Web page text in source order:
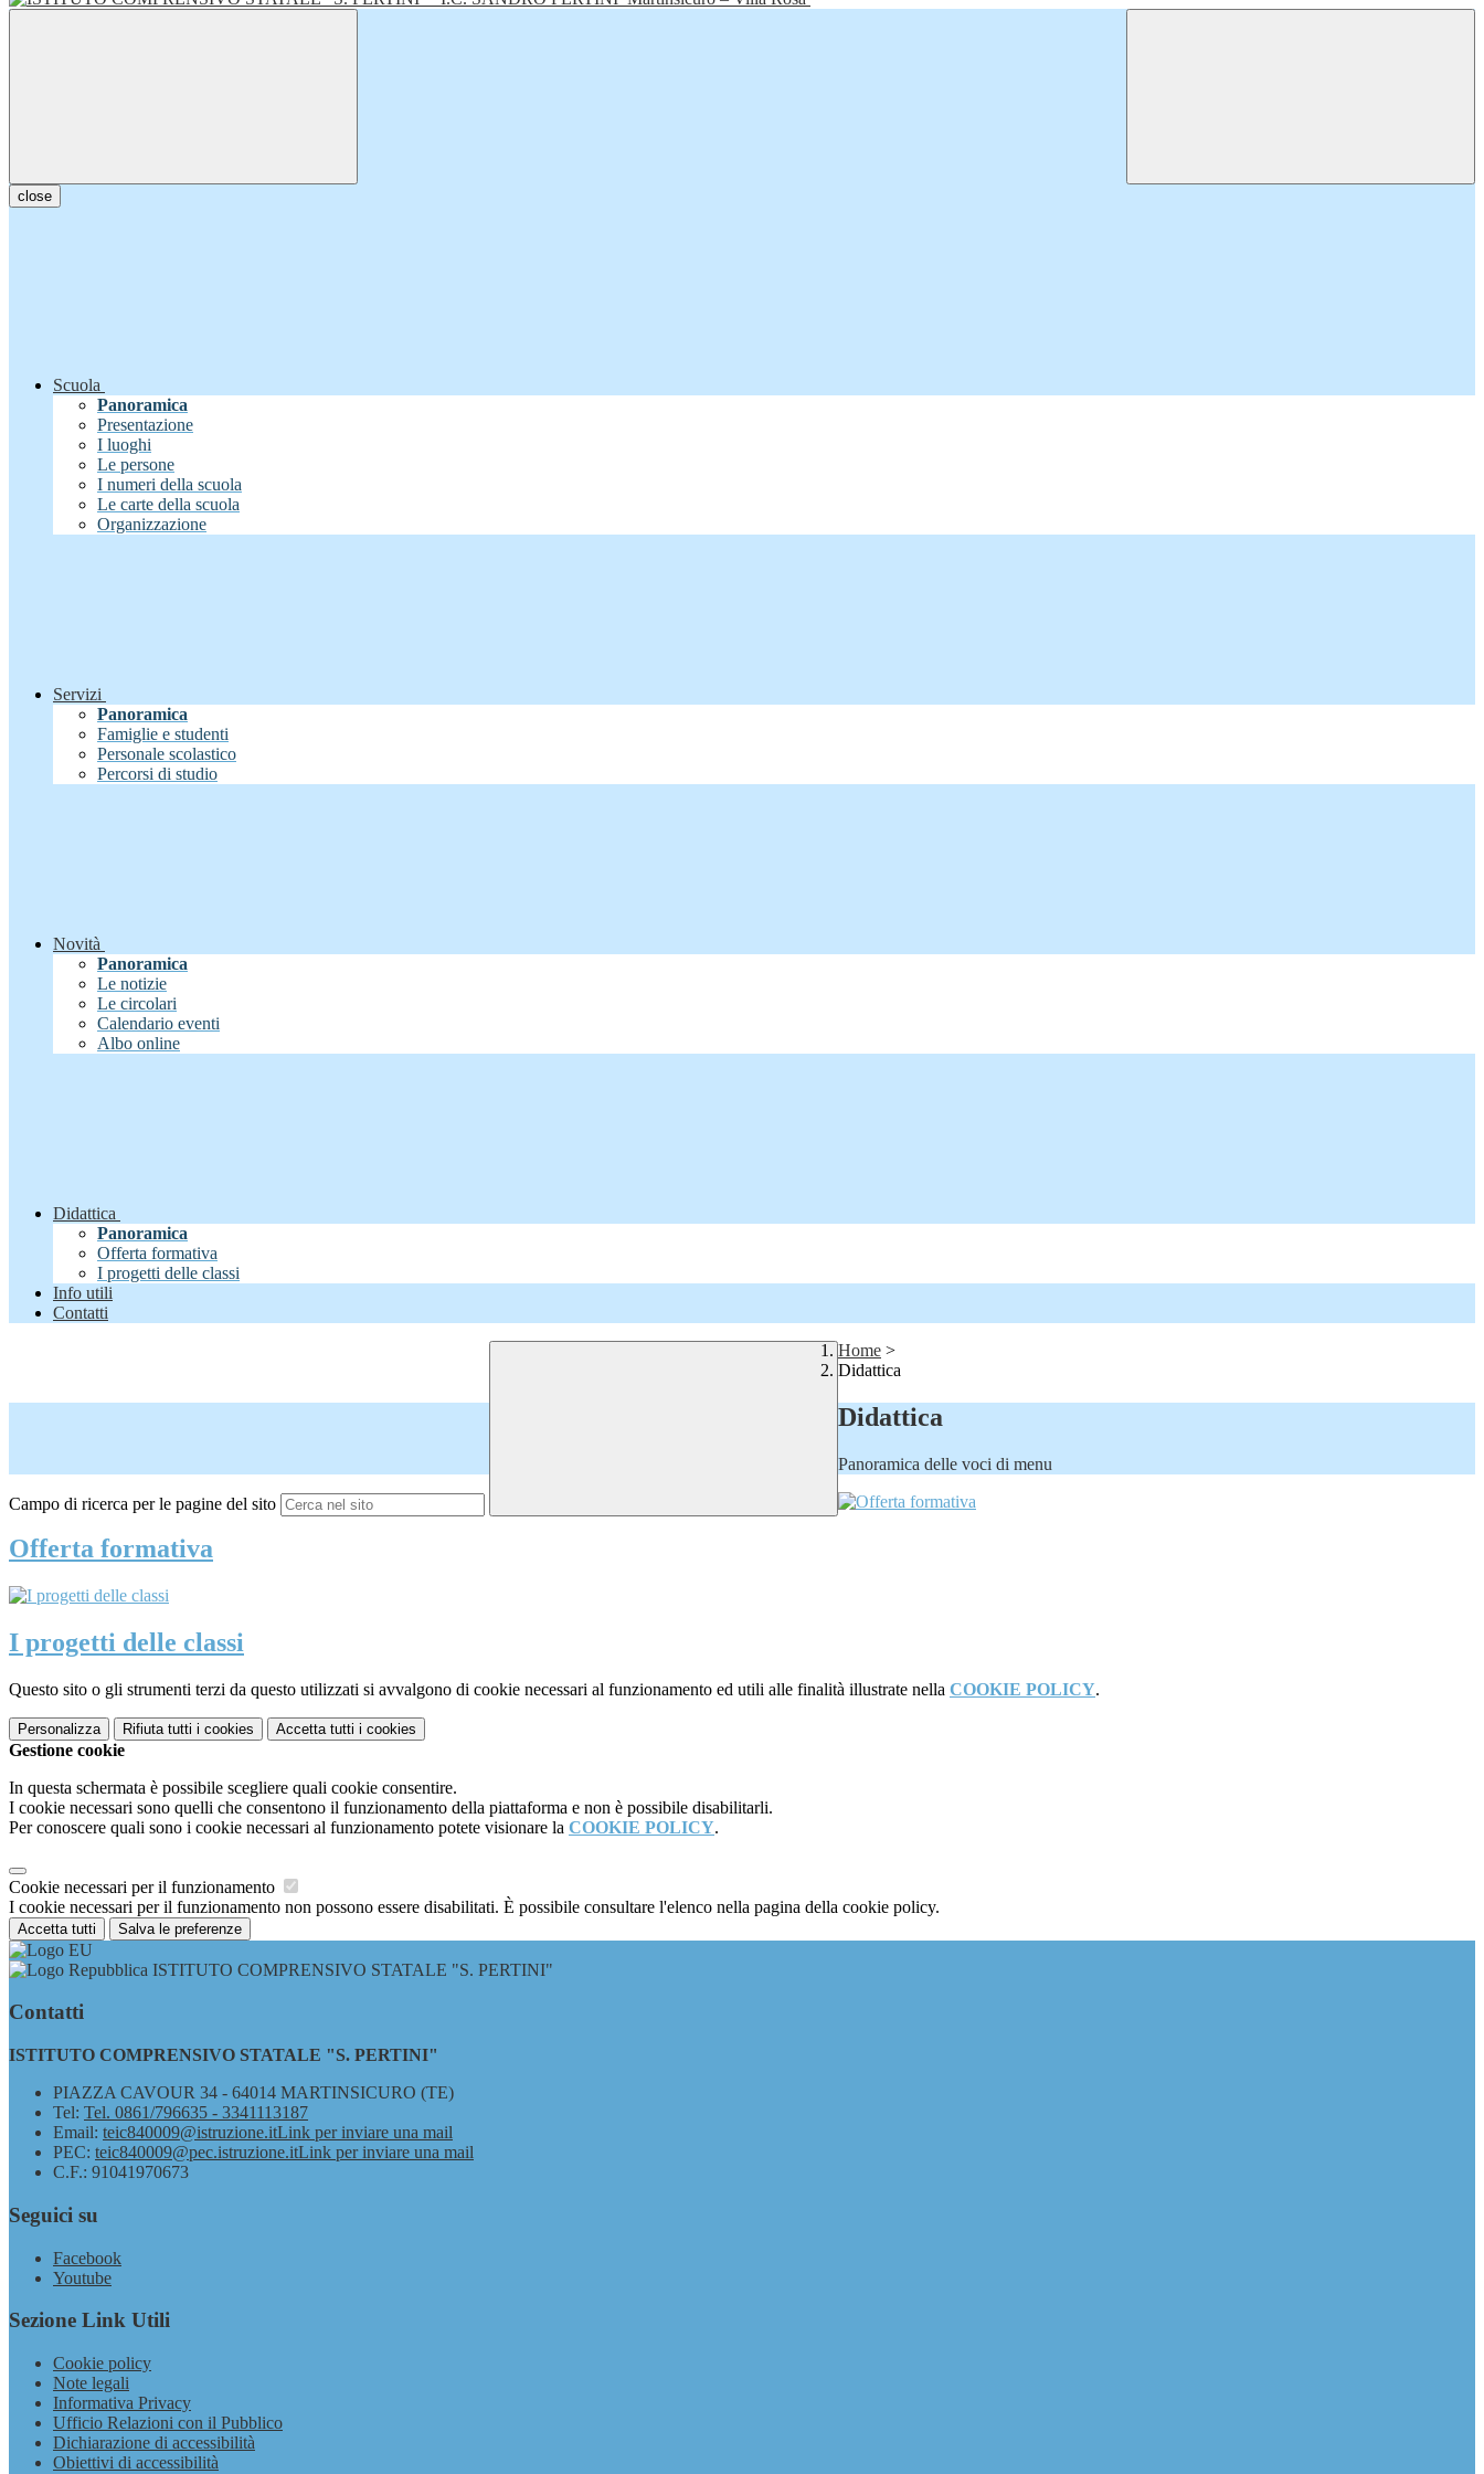
close
Scuola
Panoramica
Presentazione
I luoghi
Le persone
I numeri della scuola
Le carte della scuola
Organizzazione
Servizi
Panoramica
Famiglie e studenti
Personale scolastico
Percorsi di studio
Novità
Panoramica
Le notizie
Le circolari
Calendario eventi
Albo online
Didattica
Panoramica
Offerta formativa
I progetti delle classi
Info utili
Contatti
Campo di ricerca per le pagine del sito
Home >
Didattica
Didattica
Panoramica delle voci di menu
Offerta formativa
I progetti delle classi
Questo sito o gli strumenti terzi da questo utilizzati si avvalgono di cookie necessari al funzionamento ed utili alle finalità illustrate nella COOKIE POLICY.
Personalizza Rifiuta tutti i cookies Accetta tutti i cookies
Gestione cookie
In questa schermata è possibile scegliere quali cookie consentire.
I cookie necessari sono quelli che consentono il funzionamento della piattaforma e non è possibile disabilitarli.
Per conoscere quali sono i cookie necessari al funzionamento potete visionare la COOKIE POLICY.
Cookie necessari per il funzionamento
I cookie necessari per il funzionamento non possono essere disabilitati. È possibile consultare l'elenco nella pagina della cookie policy.
Accetta tutti Salva le preferenze
ISTITUTO COMPRENSIVO STATALE "S. PERTINI"
Contatti
ISTITUTO COMPRENSIVO STATALE "S. PERTINI"
PIAZZA CAVOUR 34 - 64014 MARTINSICURO (TE)
Tel: Tel. 0861/796635 - 3341113187
Email: teic840009@istruzione.itLink per inviare una mail
PEC: teic840009@pec.istruzione.itLink per inviare una mail
C.F.: 91041970673
Seguici su
Facebook
Youtube
Sezione Link Utili
Cookie policy
Note legali
Informativa Privacy
Ufficio Relazioni con il Pubblico
Dichiarazione di accessibilità
Obiettivi di accessibilità